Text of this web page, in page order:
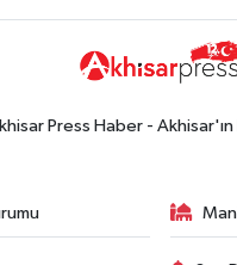
Press Haber -